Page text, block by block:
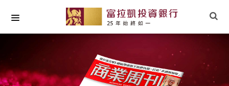
最新專欄